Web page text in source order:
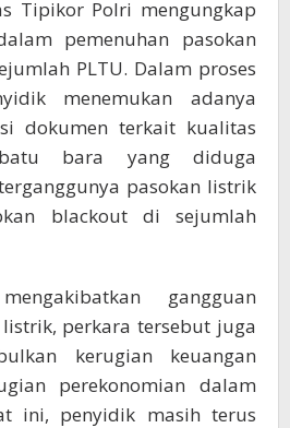
Tipikor Polri mengungkap
pemenuhan pasokan
PLTU. Dalam proses
menemukan adanya
dokumen terkait kualitas
bara yang diduga
pasokan listrik
blackout di sejumlah
gangguan
perkara tersebut juga
kerugian keuangan
perekonomian dalam
ini, penyidik masih terus